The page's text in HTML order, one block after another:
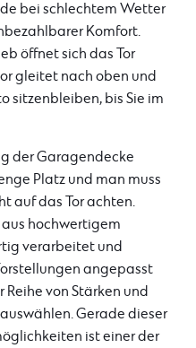
bei schlechtem Wetter
Komfort.
öffnet sich das Tor
gleitet nach oben und
sitzenbleiben, bis Sie im
der Garagendecke
Platz und man muss
auf das Tor achten.
hochwertigem
verarbeitet und
angepasst
Reihe von Stärken und
Gerade dieser
ist einer der